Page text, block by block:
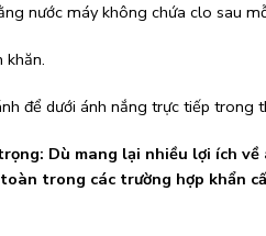
nước máy không chứa clo sau
khăn.
để dưới ánh nắng trực tiếp trong
Dù mang lại nhiều lợi ích
trong các trường hợp khẩn